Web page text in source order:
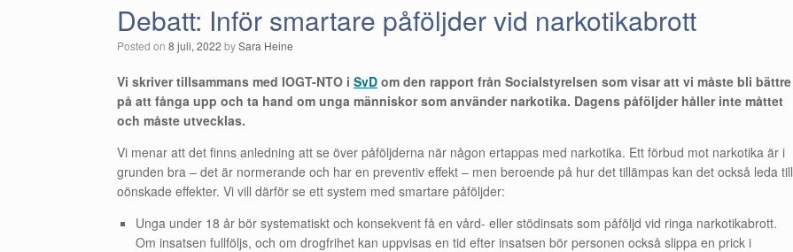
Debatt: Inför smartare påföljder vid narkotikabrott
Posted on 8 juli, 2022 bySara Heine
Vi skriver tillsammans med IOGT-NTO i SvD om den rapport från Socialstyrelsen som visar att vi måste bli bättre
på att fånga upp och ta hand om unga människor som använder narkotika. Dagens påföljder håller inte måttet
och måste utvecklas.
Vi menar att det finns anledning att se över påföljderna när någon ertappas med narkotika. Ett förbud mot narkotika är i
grunden bra – det är normerande och har en preventiv effekt – men beroende på hur det tillämpas kan det också leda till
oönskade effekter. Vi vill därför se ett system med smartare påföljder:
Unga under 18 år bör systematiskt och konsekvent få en vård- eller stödinsats som påföljd vid ringa narkotikabrott.
Om insatsen fullföljs, och om drogfrihet kan uppvisas en tid efter insatsen bör personen också slippa en prick i